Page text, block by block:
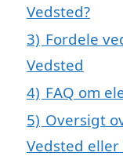
Vedsted?
3) Fordele
Vedsted
4) FAQ om
5) Oversigt
Vedsted